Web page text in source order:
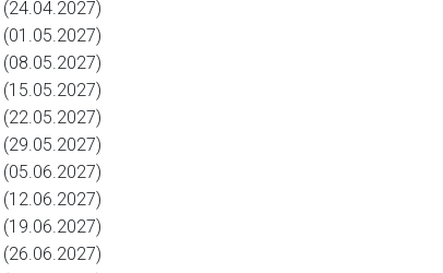
(24.04.2027)
(01.05.2027)
(08.05.2027)
(15.05.2027)
(22.05.2027)
(29.05.2027)
(05.06.2027)
(12.06.2027)
(19.06.2027)
(26.06.2027)